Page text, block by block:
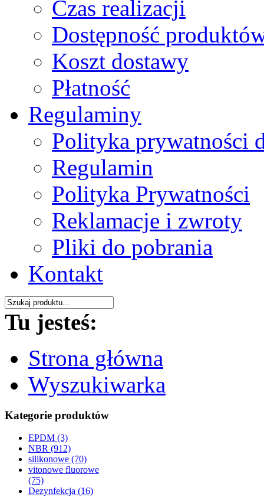
Czas realizacji
Dostępność
Koszt dostawy
Płatność
Regulaminy
Polityka prywatności
Regulamin
Polityka Prywatności
Reklamacje i zwroty
Pliki do pobrania
Kontakt
Tu jesteś:
Strona główna
Wyszukiwarka
Kategorie produktów
EPDM (3)
NBR (912)
silikonowe (70)
vitonowe fluorowe
(75)
Dezynfekcja (16)